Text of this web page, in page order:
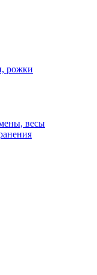
рожки
весы